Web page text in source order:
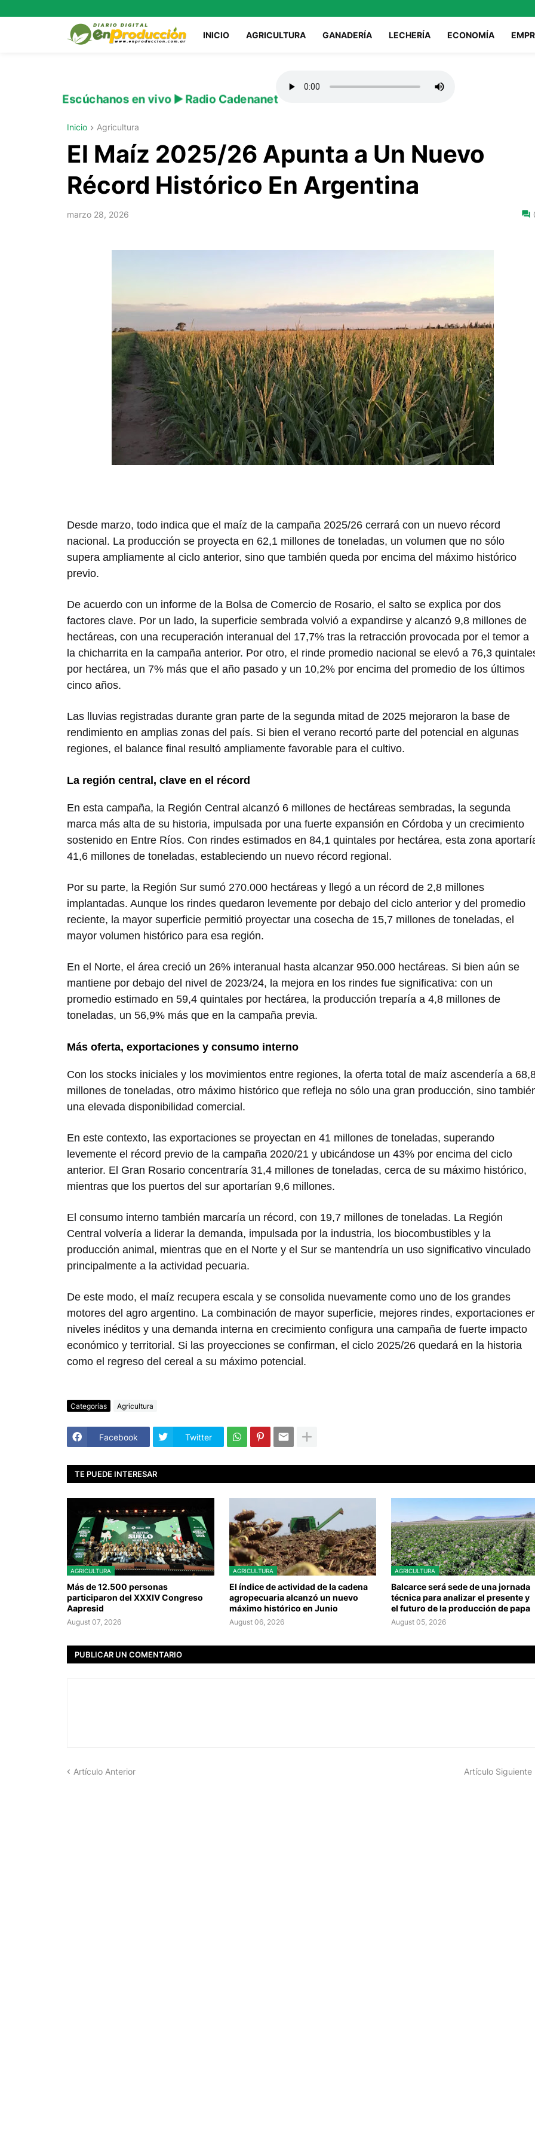
INICIO AGRICULTURA GANADERÍA LECHERÍA ECONOMÍA
Escúchanos en vivo ▶️ Radio Cadenanet
Inicio Agricultura
El Maíz 2025/26 Apunta a Un Nuevo
Récord Histórico En Argentina
marzo 28, 2026
Desde marzo, todo indica que el maíz de la campaña 2025/26 cerrará con un nuevo récord
nacional. La producción se proyecta en 62,1 millones de toneladas, un volumen que no sólo
supera ampliamente al ciclo anterior, sino que también queda por encima del máximo histórico
previo.
De acuerdo con un informe de la Bolsa de Comercio de Rosario, el salto se explica por dos
factores clave. Por un lado, la superficie sembrada volvió a expandirse y alcanzó 9,8 millones de
hectáreas, con una recuperación interanual del 17,7% tras la retracción provocada por el temor a
la chicharrita en la campaña anterior. Por otro, el rinde promedio nacional se elevó a 76,3
por hectárea, un 7% más que el año pasado y un 10,2% por encima del promedio de los últimos
cinco años.
Las lluvias registradas durante gran parte de la segunda mitad de 2025 mejoraron la base de
rendimiento en amplias zonas del país. Si bien el verano recortó parte del potencial en algunas
regiones, el balance final resultó ampliamente favorable para el cultivo.
La región central, clave en el récord
En esta campaña, la Región Central alcanzó 6 millones de hectáreas sembradas, la segunda
marca más alta de su historia, impulsada por una fuerte expansión en Córdoba y un crecimiento
sostenido en Entre Ríos. Con rindes estimados en 84,1 quintales por hectárea, esta zona
41,6 millones de toneladas, estableciendo un nuevo récord regional.
Por su parte, la Región Sur sumó 270.000 hectáreas y llegó a un récord de 2,8 millones
implantadas. Aunque los rindes quedaron levemente por debajo del ciclo anterior y del promedio
reciente, la mayor superficie permitió proyectar una cosecha de 15,7 millones de toneladas, el
mayor volumen histórico para esa región.
En el Norte, el área creció un 26% interanual hasta alcanzar 950.000 hectáreas. Si bien aún se
mantiene por debajo del nivel de 2023/24, la mejora en los rindes fue significativa: con un
promedio estimado en 59,4 quintales por hectárea, la producción treparía a 4,8 millones de
toneladas, un 56,9% más que en la campaña previa.
Más oferta, exportaciones y consumo interno
Con los stocks iniciales y los movimientos entre regiones, la oferta total de maíz ascendería a
millones de toneladas, otro máximo histórico que refleja no sólo una gran producción, sino
una elevada disponibilidad comercial.
En este contexto, las exportaciones se proyectan en 41 millones de toneladas, superando
levemente el récord previo de la campaña 2020/21 y ubicándose un 43% por encima del ciclo
anterior. El Gran Rosario concentraría 31,4 millones de toneladas, cerca de su máximo histórico,
mientras que los puertos del sur aportarían 9,6 millones.
El consumo interno también marcaría un récord, con 19,7 millones de toneladas. La Región
Central volvería a liderar la demanda, impulsada por la industria, los biocombustibles y la
producción animal, mientras que en el Norte y el Sur se mantendría un uso significativo vinculado
principalmente a la actividad pecuaria.
De este modo, el maíz recupera escala y se consolida nuevamente como uno de los grandes
motores del agro argentino. La combinación de mayor superficie, mejores rindes, exportaciones
niveles inéditos y una demanda interna en crecimiento configura una campaña de fuerte impacto
económico y territorial. Si las proyecciones se confirman, el ciclo 2025/26 quedará en la historia
como el regreso del cereal a su máximo potencial.
Categorías Agricultura
Facebook Twitter
TE PUEDE INTERESAR
AGRICULTURA
Más de 12.500 personas
participaron del XXXIV Congreso
Aapresid
August 07, 2026
AGRICULTURA
El índice de actividad de la cadena
agropecuaria alcanzó un nuevo
máximo histórico en Junio
August 06, 2026
AGRICULTURA
Balcarce será sede de una jornada
técnica para analizar el presente y
el futuro de la producción de papa
August 05, 2026
PUBLICAR UN COMENTARIO
Artículo Anterior Artículo Siguiente